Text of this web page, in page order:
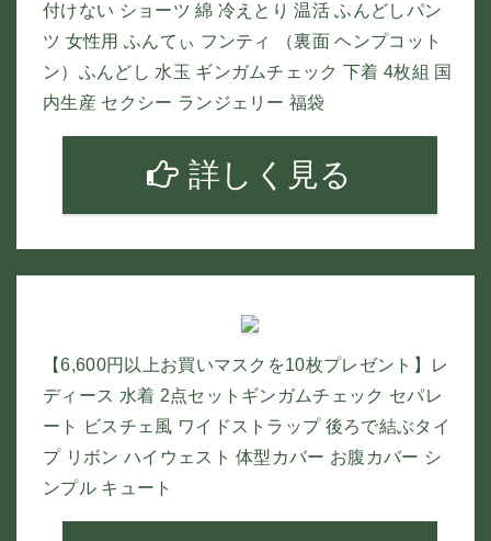
付けない ショーツ 綿 冷えとり 温活 ふんどしパン
ツ 女性用 ふんてぃ フンティ （裏面 ヘンプコット
ン）ふんどし 水玉 ギンガムチェック 下着 4枚組 国
内生産 セクシー ランジェリー 福袋
詳しく見る
【6,600円以上お買いマスクを10枚プレゼント】レ
ディース 水着 2点セットギンガムチェック セパレ
ート ビスチェ風 ワイドストラップ 後ろで結ぶタイ
プ リボン ハイウェスト 体型カバー お腹カバー シ
ンプル キュート